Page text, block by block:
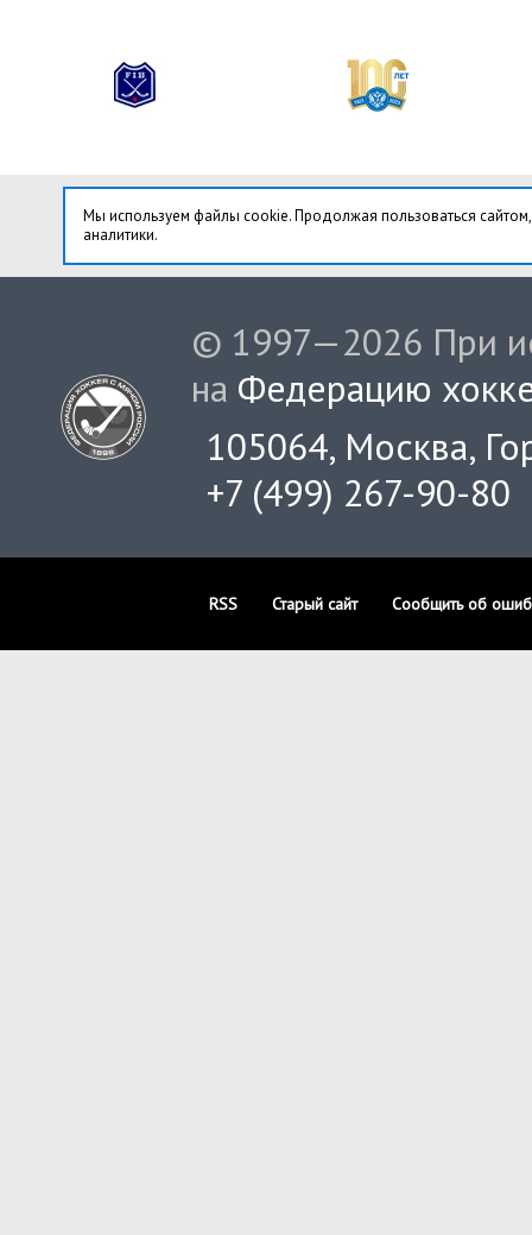
Мы используем файлы cookie. Продолжая пользоваться
аналитики.
© 1997—2026 При
на Федерацию
105064, Москва,
+7 (499) 267-90-80
RSS Старый сайт Сообщить об